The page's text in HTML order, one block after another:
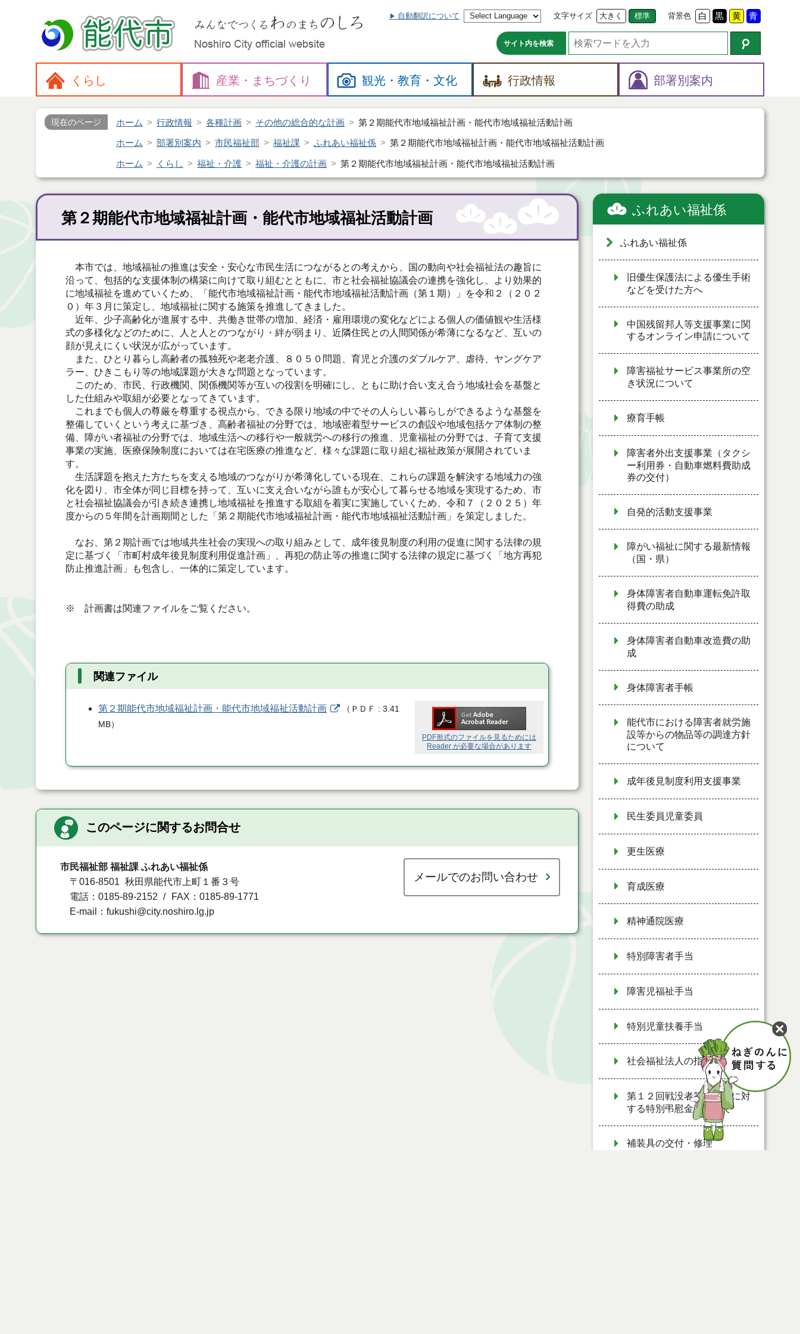
自動翻訳について 文字サイズ 大きく 標準 背景色 白 黒 黄 青
サイト内を検索
くらし 産業・ まちづくり 観光・教育・文化 行政情報 部署別案内
現在のページ ホーム 行政情報 各種計画 その他の総合的な計画 第２期能代市地域福祉計画・能代市地域福祉活動計画
ホーム 部署別案内 市民福祉部 福祉課 ふれあい福祉係 第２期能代市地域福祉計画・能代市地域福祉活動計画
ホーム くらし 福祉・介護 福祉・介護の計画 第２期能代市地域福祉計画・能代市地域福祉活動計画
第２期能代市地域福祉計画・能代市地域福祉活動計画
本市では、地域福祉の推進は安全・安心な市民生活につながるとの考えから、国の動向や社会福祉法の趣旨に
沿って、包括的な支援体制の構築に向けて取り組むとともに、市と社会福祉協議会の連携を強化し、より効果的
に地域福祉を進めていくため、「能代市地域福祉計画・能代市地域福祉活動計画（第１期）」を令和２（２０２
０）年３月に策定し、地域福祉に関する施策を推進してきました。
近年、少子高齢化が進展する中、共働き世帯の増加、経済・雇用環境の変化などによる個人の価値観や生活様
式の多様化などのために、人と人とのつながり・絆が弱まり、近隣住民との人間関係が希薄になるなど、互いの
顔が見えにくい状況が広がっています。
また、ひとり暮らし高齢者の孤独死や老老介護、８０５０問題、育児と介護のダブルケア、虐待、ヤングケア
ラー、ひきこもり等の地域課題が大きな問題となっています。
このため、市民、行政機関、関係機関等が互いの役割を明確にし、ともに助け合い支え合う地域社会を基盤と
した仕組みや取組が必要となってきています。
これまでも個人の尊厳を尊重する視点から、できる限り地域の中でその人らしい暮らしができるような基盤を
整備していくという考えに基づき、高齢者福祉の分野では、地域密着型サービスの創設や地域包括ケア体制の整
備、障がい者福祉の分野では、地域生活への移行や一般就労への移行の推進、児童福祉の分野では、子育て支援
事業の実施、医療保険制度においては在宅医療の推進など、様々な課題に取り組む福祉政策が展開されていま
す。
生活課題を抱えた方たちを支える地域のつながりが希薄化している現在、これらの課題を解決する地域力の強
化を図り、市全体が同じ目標を持って、互いに支え合いながら誰もが安心して暮らせる地域を実現するため、市
と社会福祉協議会が引き続き連携し地域福祉を推進する取組を着実に実施していくため、令和７（２０２５）年
度からの５年間を計画期間とした「第２期能代市地域福祉計画・能代市地域福祉活動計画」を策定しました。
なお、第２期計画では地域共生社会の実現への取り組みとして、成年後見制度の利用の促進に関する法律の規
定に基づく「市町村成年後見制度利用促進計画」、再犯の防止等の推進に関する法律の規定に基づく「地方再犯
防止推進計画」も包含し、一体的に策定しています。
※ 計画書は関連ファイルをご覧ください。
関連ファイル
PDF形式のファイルを見るためには
Reader が必要な場合があります
第２期能代市地域福祉計画・能代市地域福祉活動計画 （ ＰＤＦ
3.41
MB）
このページに関するお問合せ
市民福祉部 福祉課 ふれあい福祉係
〒016-8501
秋田県能代市上町１番３号
電話：0185-89-2152
FAX：0185-89-1771
E-mail：fukushi@city.noshiro.lg.jp
メールでのお問い合わせ
ふれあい福祉係
ふれあい福祉係
旧優生保護法による優生手術
などを受けた方へ
中国残留邦人等支援事業に関
するオンライン申請について
障害福祉サービス事業所の空
き状況について
療育手帳
障害者外出支援事業（タクシ
ー利用券・自動車燃料費助成
券の交付）
自発的活動支援事業
障がい福祉に関する最新情報
（国・県）
身体障害者自動車運転免許取
得費の助成
身体障害者自動車改造費の助
成
身体障害者手帳
能代市における障害者就労施
設等からの物品等の調達方針
について
成年後見制度利用支援事業
民生委員児童委員
更生医療
育成医療
精神通院医療
特別障害者手当
障害児福祉手当
特別児童扶養手当
社会福祉法人の指導監査
第１２回戦没者等の遺族に対
する特別弔慰金について
補装具の交付・修理